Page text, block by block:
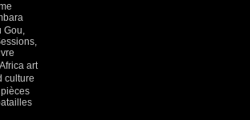
Gou,
art
culture